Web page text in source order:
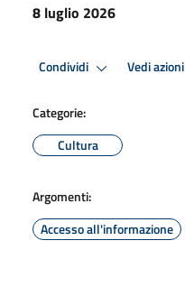
8 luglio 2026
Condividi Vedi azioni
Categorie:
Cultura
Argomenti:
Accesso all'informazione